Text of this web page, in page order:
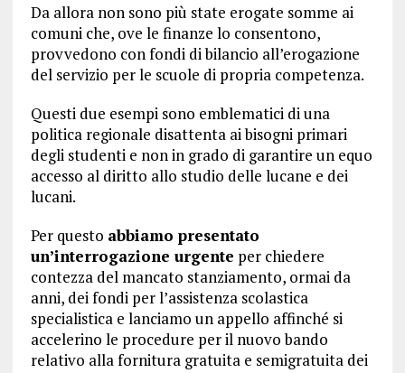
Da allora non sono più state erogate somme ai
comuni che, ove le finanze lo consentono,
provvedono con fondi di bilancio all’erogazione
del servizio per le scuole di propria competenza.
Questi due esempi sono emblematici di una
politica regionale disattenta ai bisogni primari
degli studenti e non in grado di garantire un equo
accesso al diritto allo studio delle lucane e dei
lucani.
Per questo abbiamo presentato
un’interrogazione urgente per chiedere
contezza del mancato stanziamento, ormai da
anni, dei fondi per l’assistenza scolastica
specialistica e lanciamo un appello affinché si
accelerino le procedure per il nuovo bando
relativo alla fornitura gratuita e semigratuita dei